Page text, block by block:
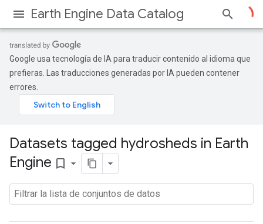
Earth Engine Data Catalog
Google usa tecnología de IA para traducir contenido al idioma que
prefieras. Las traducciones generadas por IA pueden contener
errores.
Datasets tagged hydrosheds in Earth
Engine bookmark_border